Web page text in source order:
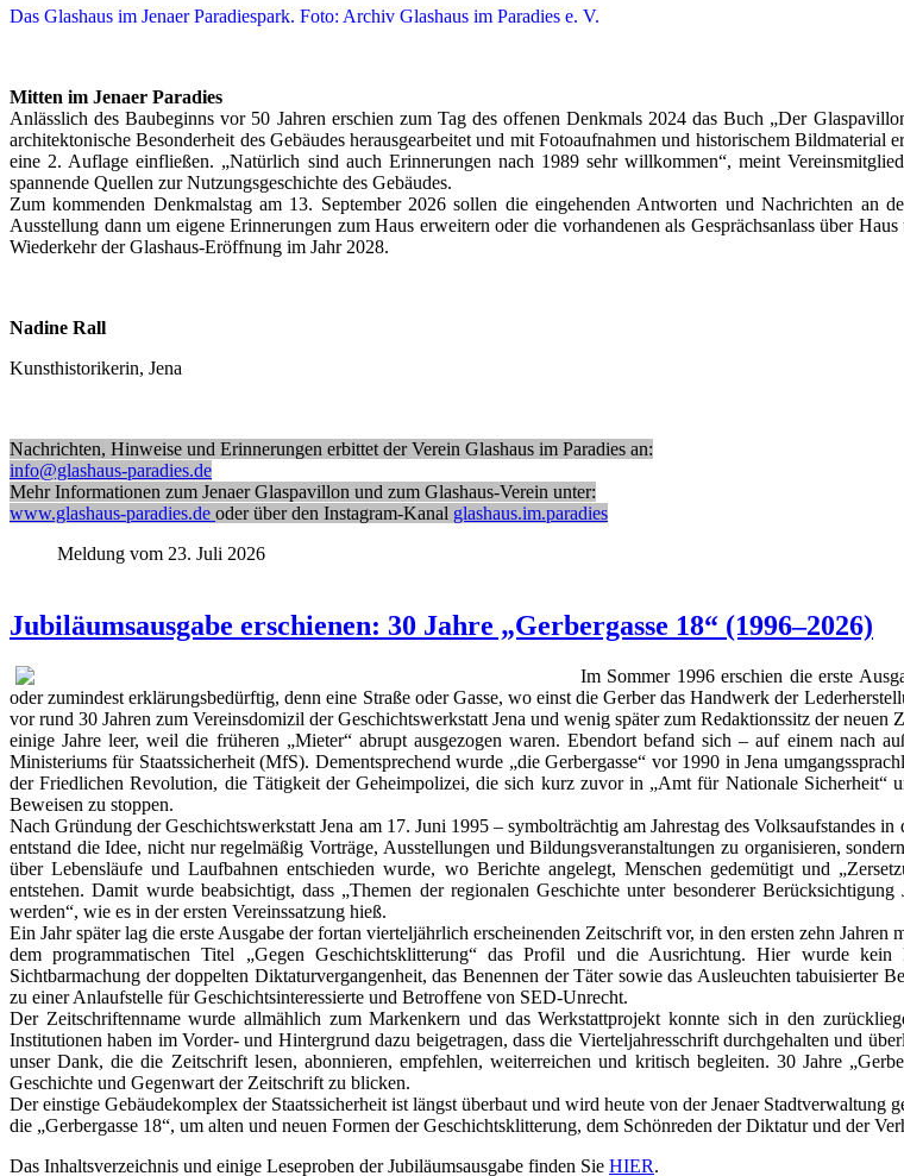
Das Glashaus im Jenaer Paradiespark. Foto: Archiv Glashaus im Paradies e. V.
Mitten im Jenaer Paradies
Anlässlich des Baubeginns vor 50 Jahren erschien zum Tag des offenen Denkmals 2024 das Buch „Der
architektonische Besonderheit des Gebäudes herausgearbeitet und mit Fotoaufnahmen und historischem
eine 2. Auflage einfließen. „Natürlich sind auch Erinnerungen nach 1989 sehr willkommen“, meint
spannende Quellen zur Nutzungsgeschichte des Gebäudes.
Zum kommenden Denkmalstag am 13. September 2026 sollen die eingehenden Antworten und Nachrichten an
Ausstellung dann um eigene Erinnerungen zum Haus erweitern oder die vorhandenen als Gesprächsanlass über
Wiederkehr der Glashaus-Eröffnung im Jahr 2028.
Nadine Rall
Kunsthistorikerin, Jena
Nachrichten, Hinweise und Erinnerungen erbittet der Verein Glashaus im Paradies an:
info@glashaus-paradies.de
Mehr Informationen zum Jenaer Glaspavillon und zum Glashaus-Verein unter:
www.glashaus-paradies.de oder über den Instagram-Kanal glashaus.im.paradies
Meldung vom 23. Juli 2026
Jubiläumsausgabe erschienen: 30 Jahre „Gerbergasse 18“ (1996–2026)
Im Sommer 1996 erschien die erste
oder zumindest erklärungsbedürftig, denn eine Straße oder Gasse, wo einst die Gerber das Handwerk der
vor rund 30 Jahren zum Vereinsdomizil der Geschichtswerkstatt Jena und wenig später zum Redaktionssitz der neuen
einige Jahre leer, weil die früheren „Mieter“ abrupt ausgezogen waren. Ebendort befand sich – auf einem nach
Ministeriums für Staatssicherheit (MfS). Dementsprechend wurde „die Gerbergasse“ vor 1990 in Jena
der Friedlichen Revolution, die Tätigkeit der Geheimpolizei, die sich kurz zuvor in „Amt für Nationale Sicherheit“
Beweisen zu stoppen.
Nach Gründung der Geschichtswerkstatt Jena am 17. Juni 1995 – symbolträchtig am Jahrestag des Volksaufstandes
entstand die Idee, nicht nur regelmäßig Vorträge, Ausstellungen und Bildungsveranstaltungen zu organisieren,
über Lebensläufe und Laufbahnen entschieden wurde, wo Berichte angelegt, Menschen gedemütigt und
entstehen. Damit wurde beabsichtigt, dass „Themen der regionalen Geschichte unter besonderer
werden“, wie es in der ersten Vereinssatzung hieß.
Ein Jahr später lag die erste Ausgabe der fortan vierteljährlich erscheinenden Zeitschrift vor, in den ersten zehn
dem programmatischen Titel „Gegen Geschichtsklitterung“ das Profil und die Ausrichtung. Hier wurde
Sichtbarmachung der doppelten Diktaturvergangenheit, das Benennen der Täter sowie das Ausleuchten tabuisierter
zu einer Anlaufstelle für Geschichtsinteressierte und Betroffene von SED-Unrecht.
Der Zeitschriftenname wurde allmählich zum Markenkern und das Werkstattprojekt konnte sich in den
Institutionen haben im Vorder- und Hintergrund dazu beigetragen, dass die Vierteljahresschrift durchgehalten und
unser Dank, die die Zeitschrift lesen, abonnieren, empfehlen, weiterreichen und kritisch begleiten. 30 Jahre
Geschichte und Gegenwart der Zeitschrift zu blicken.
Der einstige Gebäudekomplex der Staatssicherheit ist längst überbaut und wird heute von der Jenaer Stadtverwaltung
die „Gerbergasse 18“, um alten und neuen Formen der Geschichtsklitterung, dem Schönreden der Diktatur und der
Das Inhaltsverzeichnis und einige Leseproben der Jubiläumsausgabe finden Sie HIER.